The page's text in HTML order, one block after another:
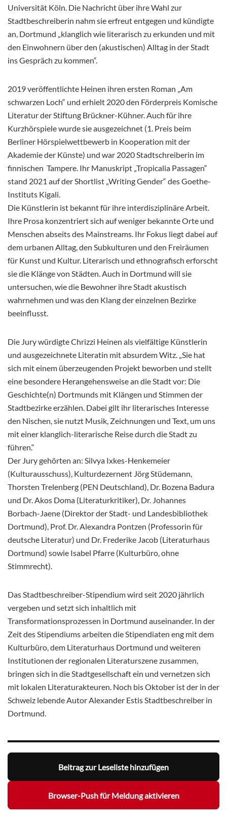
Universität Köln. Die Nachricht über ihre Wahl zur
Stadtbeschreiberin nahm sie erfreut entgegen und kündigte
an, Dortmund „klanglich wie literarisch zu erkunden und mit
den Einwohnern über den (akustischen) Alltag in der Stadt
ins Gespräch zu kommen“.
2019 veröffentlichte Heinen ihren ersten Roman „Am
schwarzen Loch“ und erhielt 2020 den Förderpreis Komische
Literatur der Stiftung Brückner-Kühner. Auch für ihre
Kurzhörspiele wurde sie ausgezeichnet (1. Preis beim
Berliner Hörspielwettbewerb in Kooperation mit der
Akademie der Künste) und war 2020 Stadtschreiberin im
finnischen Tampere. Ihr Manuskript „Tropicalia Passagen“
stand 2021 auf der Shortlist „Writing Gender“ des Goethe-
Instituts Kigali.
Die Künstlerin ist bekannt für ihre interdisziplinäre Arbeit.
Ihre Prosa konzentriert sich auf weniger bekannte Orte und
Menschen abseits des Mainstreams. Ihr Fokus liegt dabei auf
dem urbanen Alltag, den Subkulturen und den Freiräumen
für Kunst und Kultur. Literarisch und ethnografisch erforscht
sie die Klänge von Städten. Auch in Dortmund will sie
untersuchen, wie die Bewohner ihre Stadt akustisch
wahrnehmen und was den Klang der einzelnen Bezirke
beeinflusst.
Die Jury würdigte Chrizzi Heinen als vielfältige Künstlerin
und ausgezeichnete Literatin mit absurdem Witz. „Sie hat
sich mit einem überzeugenden Projekt beworben und stellt
eine besondere Herangehensweise an die Stadt vor: Die
Geschichte(n) Dortmunds mit Klängen und Stimmen der
Stadtbezirke erzählen. Dabei gilt ihr literarisches Interesse
den Nischen, sie nutzt Musik, Zeichnungen und Text, um uns
mit einer klanglich-literarische Reise durch die Stadt zu
führen.“
Der Jury gehörten an: Silvya Ixkes-Henkemeier
(Kulturausschuss), Kulturdezernent Jörg Stüdemann,
Thorsten Trelenberg (PEN Deutschland), Dr. Bozena Badura
und Dr. Akos Doma (Literaturkritiker), Dr. Johannes
Borbach-Jaene (Direktor der Stadt- und Landesbibliothek
Dortmund), Prof. Dr. Alexandra Pontzen (Professorin für
deutsche Literatur) und Dr. Frederike Jacob (Literaturhaus
Dortmund) sowie Isabel Pfarre (Kulturbüro, ohne
Stimmrecht).
Das Stadtbeschreiber-Stipendium wird seit 2020 jährlich
vergeben und setzt sich inhaltlich mit
Transformationsprozessen in Dortmund auseinander. In der
Zeit des Stipendiums arbeiten die Stipendiaten eng mit dem
Kulturbüro, dem Literaturhaus Dortmund und weiteren
Institutionen der regionalen Literaturszene zusammen,
bringen sich in die Stadtgesellschaft ein und vernetzen sich
mit lokalen Literaturakteuren. Noch bis Oktober ist der in der
Schweiz lebende Autor Alexander Estis Stadtbeschreiber in
Dortmund.
Beitrag zur Leseliste hinzufügen
Browser-Push für Meldung aktivieren